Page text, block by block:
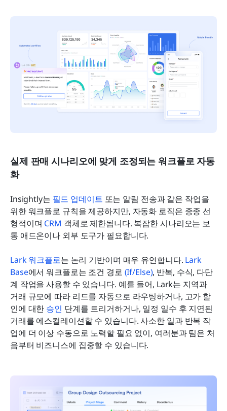
실제 판매 시나리오에 맞게 조정되는 워크플로 자동
화
Insightly는 필드 업데이트 또는 알림 전송과 같은 작업을
위한 워크플로 규칙을 제공하지만, 자동화 로직은 종종 선
형적이며 CRM 객체로 제한됩니다. 복잡한 시나리오는 보
통 애드온이나 외부 도구가 필요합니다.
Lark 워크플로는 논리 기반이며 매우 유연합니다. Lark
Base에서 워크플로는 조건 경로 (If/Else), 반복, 수식, 다단
계 작업을 사용할 수 있습니다. 예를 들어, Lark는 지역과
거래 규모에 따라 리드를 자동으로 라우팅하거나, 고가 할
인에 대한 승인 단계를 트리거하거나, 일정 일수 후 지연된
거래를 에스컬레이션할 수 있습니다. 사소한 일과 반복 작
업에 더 이상 수동으로 노력할 필요 없이, 여러분과 팀은 처
음부터 비즈니스에 집중할 수 있습니다.